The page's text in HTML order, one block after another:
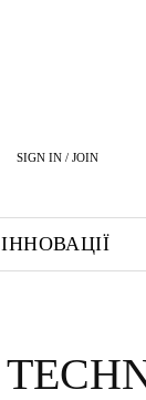
SIGN IN / JOIN
ІННОВАЦІЇ